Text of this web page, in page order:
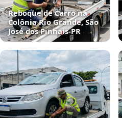
Reboque de Carro na
Colônia Rio Grande, São
José dos Pinhais‑PR